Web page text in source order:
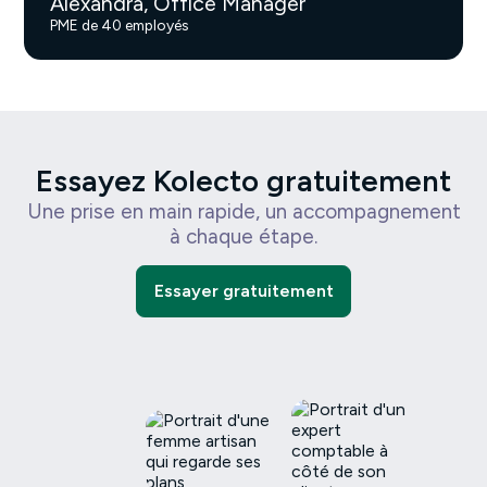
PME de 40 employés
Essayez Kolecto gratuitement
Une prise en main rapide, un accompagnement
à chaque étape.
Essayer gratuitement